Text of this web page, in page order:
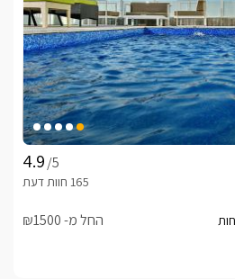
/5
החל מ- ₪1500